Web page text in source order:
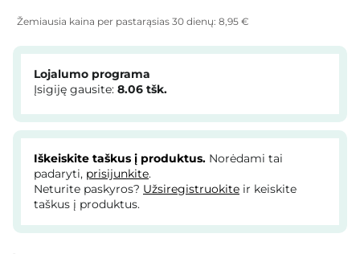
Žemiausia kaina per pastarąsias 30 dienų: 8,95 €
Lojalumo programa
Įsigiję gausite: 8.06 tšk.
Iškeiskite taškus į produktus. Norėdami tai
padaryti, prisijunkite.
Neturite paskyros? Užsiregistruokite ir keiskite
taškus į produktus.